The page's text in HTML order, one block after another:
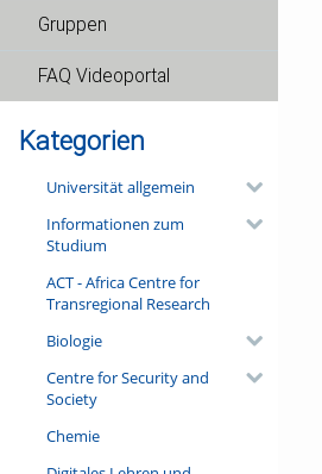
Gruppen
FAQ Videoportal
Kategorien
Universität allgemein
Informationen zum
Studium
ACT - Africa Centre for
Transregional Research
Biologie
Centre for Security and
Society
Chemie